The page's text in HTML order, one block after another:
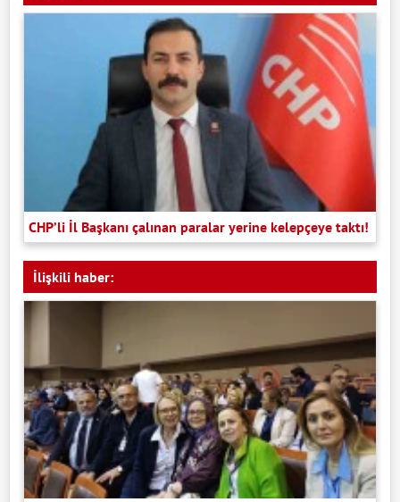
CHP’li İl Başkanı çalınan paralar yerine kelepçeye taktı!
İlişkili haber: